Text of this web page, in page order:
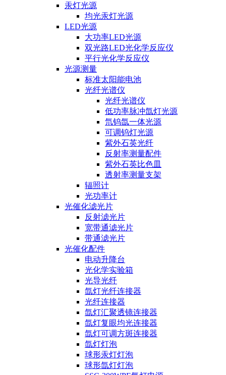
汞灯光源
均光汞灯光源
LED光源
大功率LED光源
双光路LED光化学反应仪
平行光化学反应仪
光源测量
标准太阳能电池
光纤光谱仪
光纤光谱仪
低功率脉冲氙灯光源
氘钨氙一体光源
可调钨灯光源
紫外石英光纤
反射率测量配件
紫外石英比色皿
透射率测量支架
辐照计
光功率计
光催化滤光片
反射滤光片
宽带通滤光片
带通滤光片
光催化配件
电动升降台
光化学实验箱
光导光纤
氙灯光纤连接器
光纤连接器
氙灯汇聚透镜连接器
氙灯复眼均光连接器
氙灯可调方斑连接器
氙灯灯泡
球形汞灯灯泡
球形氙灯灯泡